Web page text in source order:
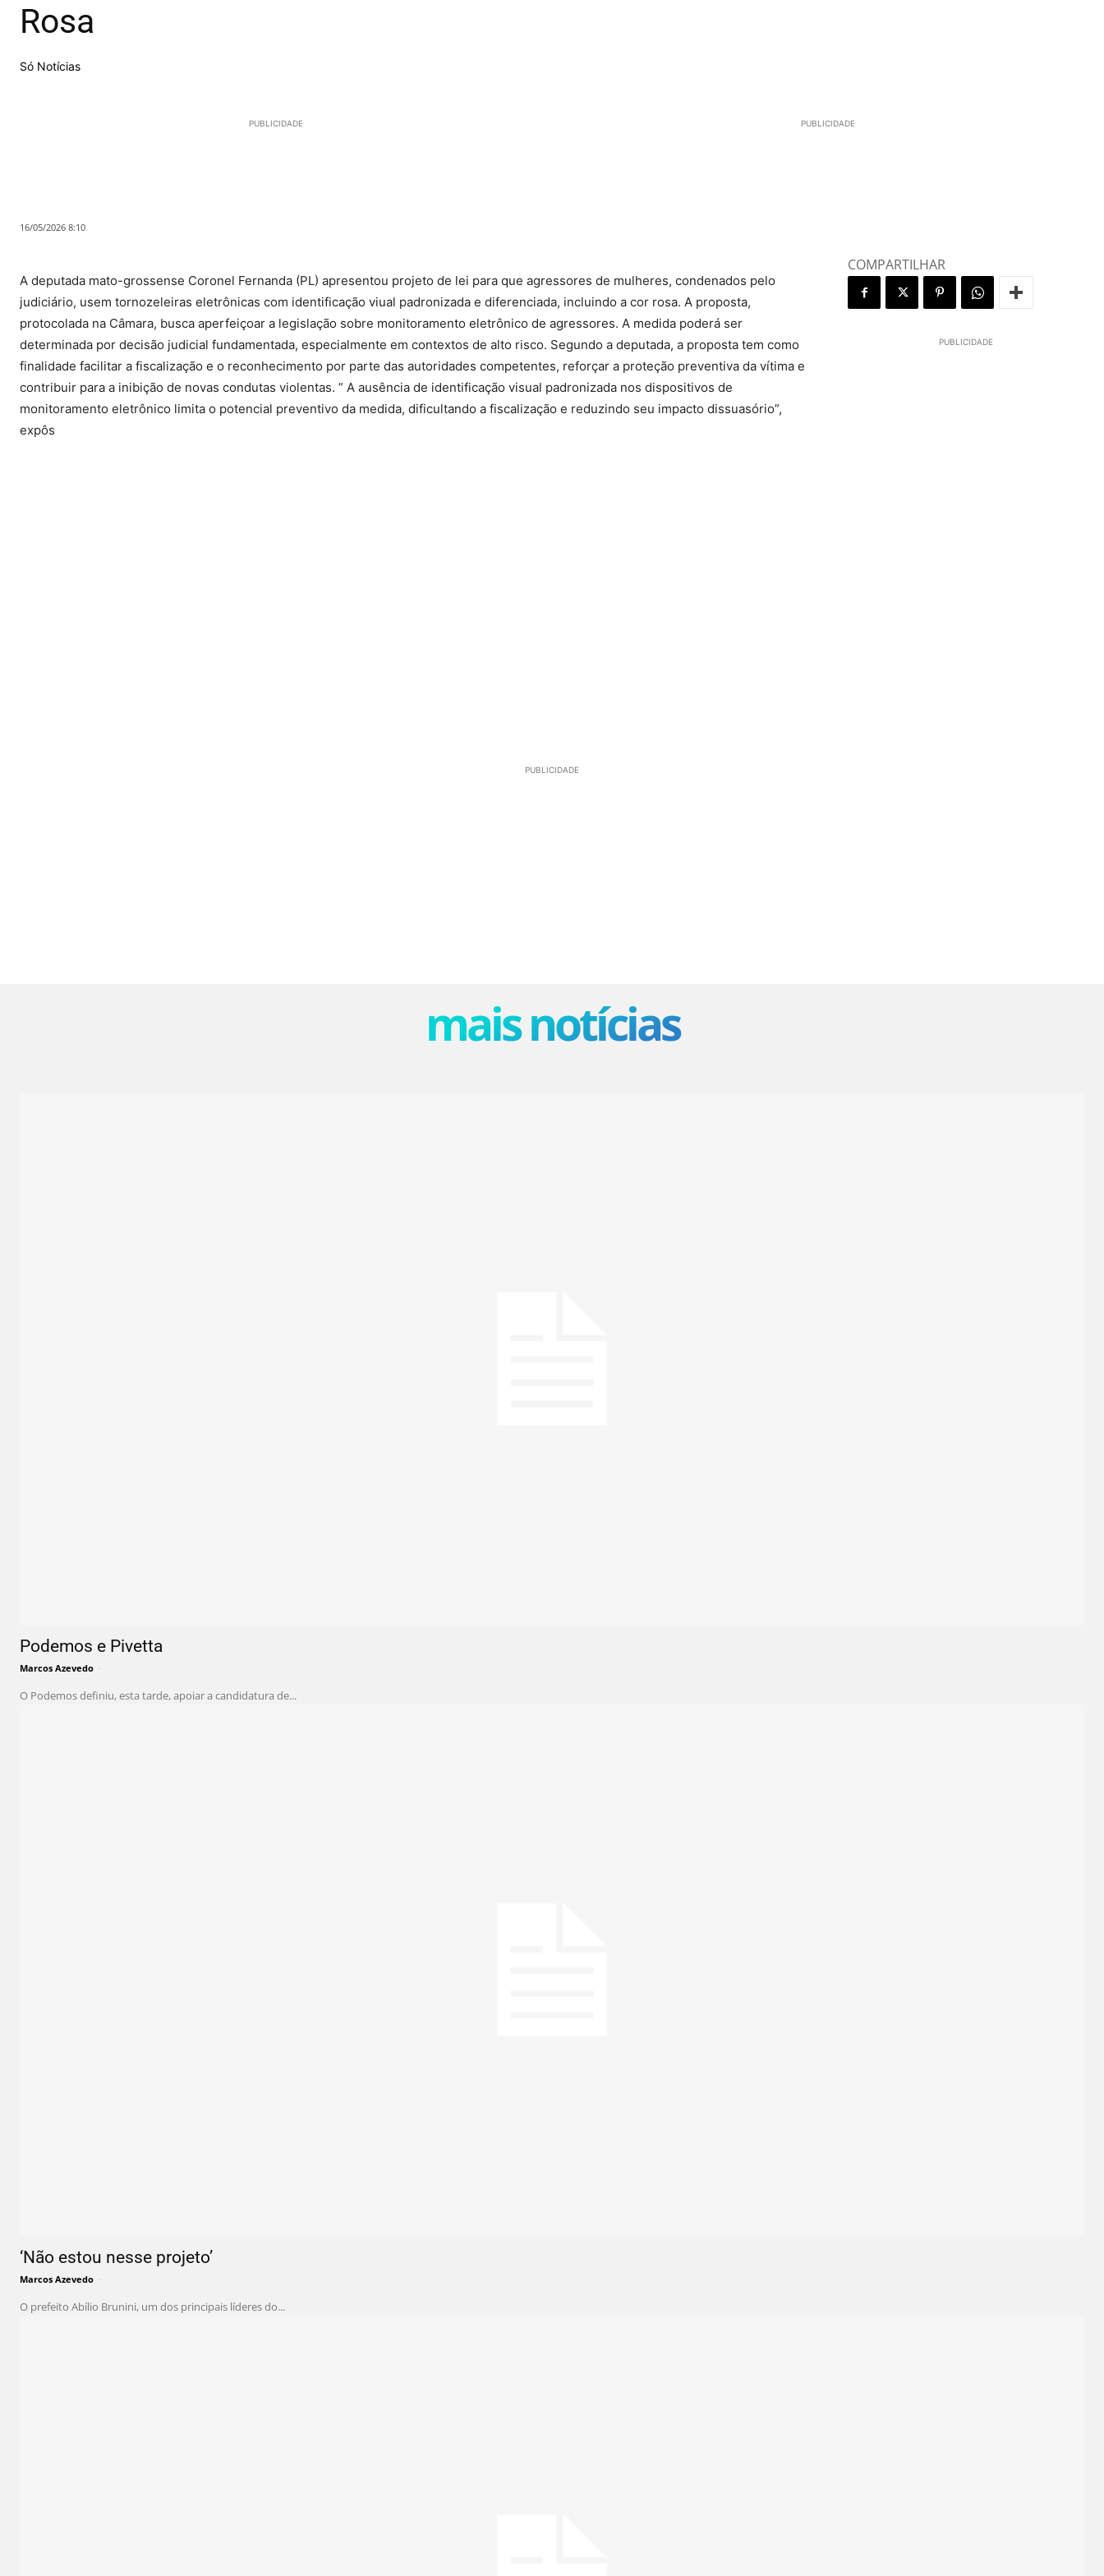
Rosa
Só Notícias
PUBLICIDADE PUBLICIDADE
16/05/2026 8:10
A deputada mato-grossense Coronel Fernanda (PL) apresentou projeto de lei para que agressores de mulheres, condenados pelo
judiciário, usem tornozeleiras eletrônicas com identificação viual padronizada e diferenciada, incluindo a cor rosa. A proposta,
protocolada na Câmara, busca aperfeiçoar a legislação sobre monitoramento eletrônico de agressores. A medida poderá ser
determinada por decisão judicial fundamentada, especialmente em contextos de alto risco. Segundo a deputada, a proposta tem como
finalidade facilitar a fiscalização e o reconhecimento por parte das autoridades competentes, reforçar a proteção preventiva da vítima e
contribuir para a inibição de novas condutas violentas. ” A ausência de identificação visual padronizada nos dispositivos de
monitoramento eletrônico limita o potencial preventivo da medida, dificultando a fiscalização e reduzindo seu impacto dissuasório”,
expôs
COMPARTILHAR
PUBLICIDADE
PUBLICIDADE
mais notícias
Podemos e Pivetta
Marcos Azevedo -
O Podemos definiu, esta tarde, apoiar a candidatura de...
‘Não estou nesse projeto’
Marcos Azevedo -
O prefeito Abílio Brunini, um dos principais líderes do...